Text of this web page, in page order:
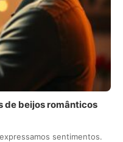
de beijos românticos
sentimentos.